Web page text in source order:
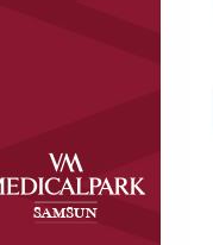
DÜNYA
MAGAZİN